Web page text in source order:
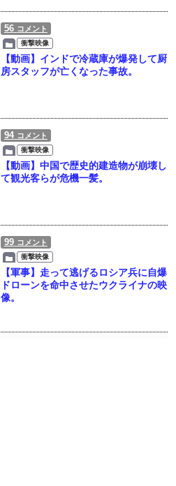
56 コメント
衝撃映像
【動画】インドで冷蔵庫が爆発して厨
房スタッフが亡くなった事故。
94 コメント
衝撃映像
【動画】中国で歴史的建造物が崩壊し
て観光客らが危機一髪。
99 コメント
衝撃映像
【軍事】走って逃げるロシア兵に自爆
ドローンを命中させたウクライナの映
像。